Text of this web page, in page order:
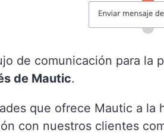
de comunicación para la
de Mautic.
que ofrece Mautic a la
con nuestros clientes